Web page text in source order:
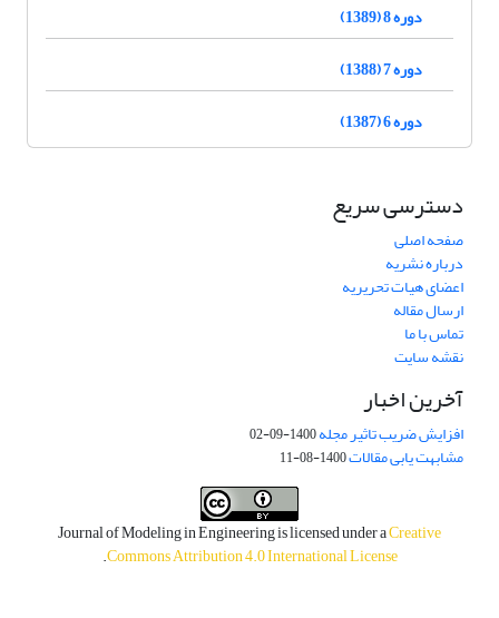
دوره 8 (1389)
دوره 7 (1388)
دوره 6 (1387)
دسترسی سریع
صفحه اصلی
درباره نشریه
اعضای هیات تحریریه
ارسال مقاله
تماس با ما
نقشه سایت
آخرین اخبار
افزایش ضریب تاثیر مجله1400-09-02
مشابهت یابی مقالات1400-08-11
Journal of Modeling in Engineering is licensed under aCreative
Commons Attribution 4.0 International License
.